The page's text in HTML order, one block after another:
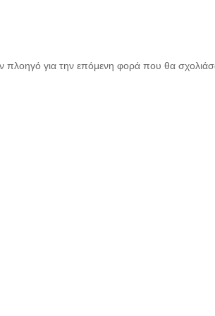
πλοηγό για την επόμενη φορά που θα